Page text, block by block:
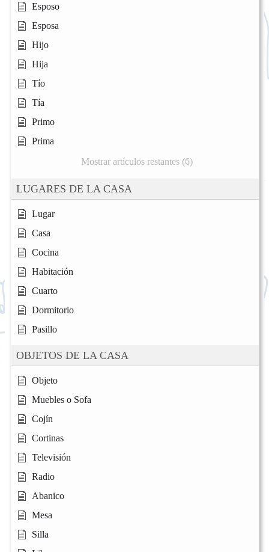
Esposo
Esposa
Hijo
Hija
Tío
Tía
Primo
Prima
Mostrar artículos restantes (6)
LUGARES DE LA CASA
Lugar
Casa
Cocina
Habitación
Cuarto
Dormitorio
Pasillo
OBJETOS DE LA CASA
Objeto
Muebles o Sofa
Cojín
Cortinas
Televisión
Radio
Abanico
Mesa
Silla